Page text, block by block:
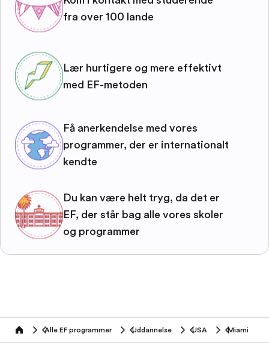
fra over 100 lande
Lær hurtigere og mere effektivt
med EF-metoden
Få anerkendelse med vores
programmer, der er internationalt
kendte
Du kan være helt tryg, da det er
EF, der står bag alle vores skoler
og programmer
home Alle EF programmer Uddannelse USA Miami